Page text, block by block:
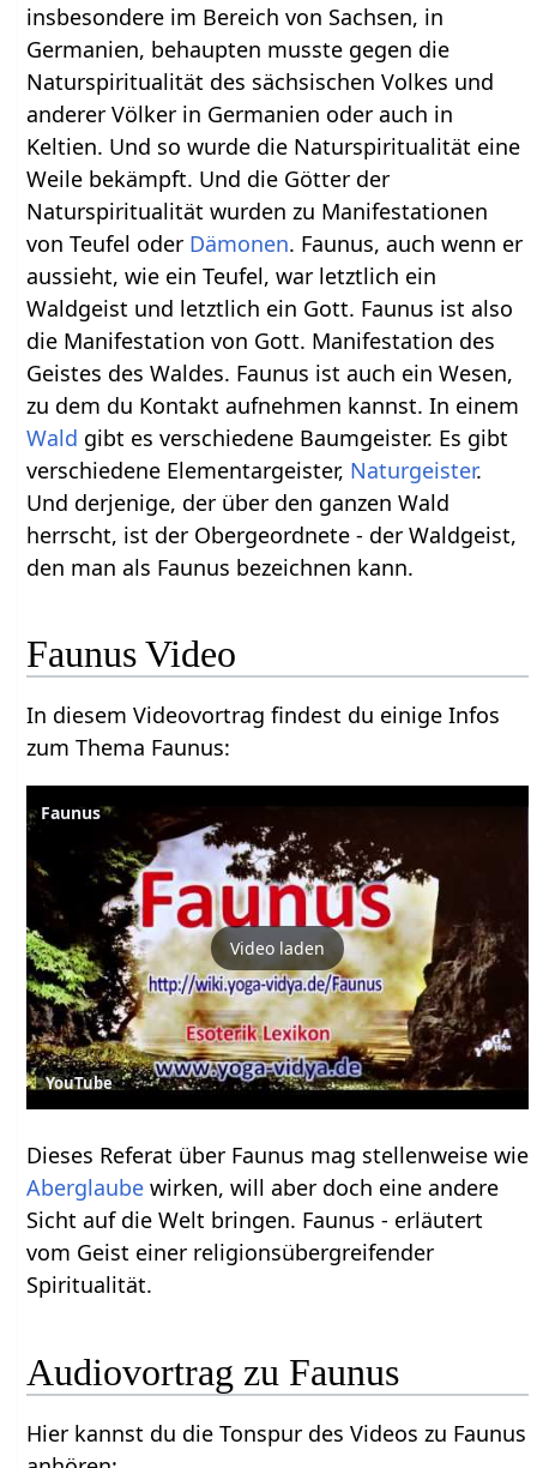
insbesondere im Bereich von Sachsen, in
Germanien, behaupten musste gegen die
Naturspiritualität des sächsischen Volkes und
anderer Völker in Germanien oder auch in
Keltien. Und so wurde die Naturspiritualität eine
Weile bekämpft. Und die Götter der
Naturspiritualität wurden zu Manifestationen
von Teufel oder Dämonen. Faunus, auch wenn er
aussieht, wie ein Teufel, war letztlich ein
Waldgeist und letztlich ein Gott. Faunus ist also
die Manifestation von Gott. Manifestation des
Geistes des Waldes. Faunus ist auch ein Wesen,
zu dem du Kontakt aufnehmen kannst. In einem
Wald gibt es verschiedene Baumgeister. Es gibt
verschiedene Elementargeister, Naturgeister.
Und derjenige, der über den ganzen Wald
herrscht, ist der Obergeordnete - der Waldgeist,
den man als Faunus bezeichnen kann.
Faunus Video
In diesem Videovortrag findest du einige Infos
zum Thema Faunus:
Faunus
Video laden
YouTube
Dieses Referat über Faunus mag stellenweise wie
Aberglaube wirken, will aber doch eine andere
Sicht auf die Welt bringen. Faunus - erläutert
vom Geist einer religionsübergreifender
Spiritualität.
Audiovortrag zu Faunus
Hier kannst du die Tonspur des Videos zu Faunus